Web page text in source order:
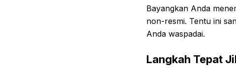
Bayangkan Anda
non-resmi. Tentu ini
Anda waspadai.
Langkah Tepat